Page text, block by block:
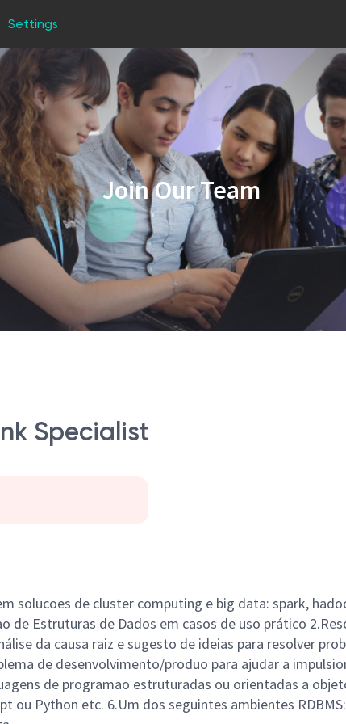
Settings
Join Our Team
Specialist
solucoes de cluster computing e big data: spark,
de Estruturas de Dados em casos de uso prático
da causa raiz e sugesto de ideias para resolver
de desenvolvimento/produo para ajudar a
de programao estruturadas ou orientadas a
ou Python etc. 6.Um dos seguintes ambientes